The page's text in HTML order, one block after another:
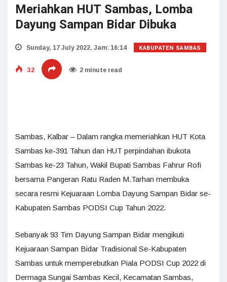
Meriahkan HUT Sambas, Lomba
Dayung Sampan Bidar Dibuka
Sunday, 17 July 2022. Jam: 16:14 KABUPATEN SAMBAS
32 2 minute read
Sambas, Kalbar – Dalam rangka memeriahkan HUT Kota
Sambas ke-391 Tahun dan HUT perpindahan ibukota
Sambas ke-23 Tahun, Wakil Bupati Sambas Fahrur Rofi
bersama Pangeran Ratu Raden M.Tarhan membuka
secara resmi Kejuaraan Lomba Dayung Sampan Bidar se-
Kabupaten Sambas PODSI Cup Tahun 2022.
Sebanyak 93 Tim Dayung Sampan Bidar mengikuti
Kejuaraan Sampan Bidar Tradisional Se-Kabupaten
Sambas untuk memperebutkan Piala PODSI Cup 2022 di
Dermaga Sungai Sambas Kecil, Kecamatan Sambas,